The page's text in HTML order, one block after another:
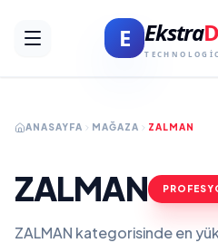
E Ekstra
ANASAYFA MAĞAZA ZALMAN
ZALMAN
ZALMAN kategorisinde en